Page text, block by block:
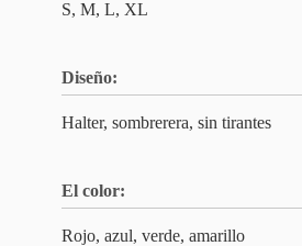
S, M, L, XL
Diseño:
Halter, sombrerera, sin tirantes
El color:
Rojo, azul, verde, amarillo